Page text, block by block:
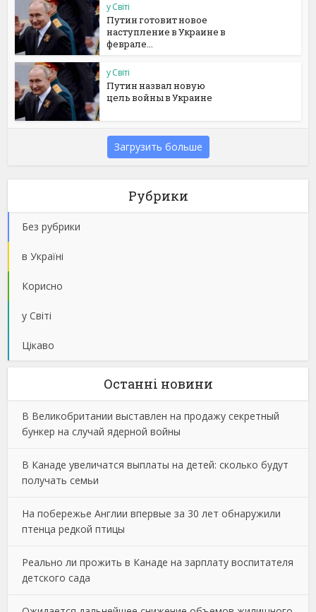
у Світі
Путин готовит новое
наступление в Украине в
феврале...
у Світі
Путин назвал новую
цель войны в Украине
Загрузить больше
Рубрики
Без рубрики
в Україні
Корисно
у Світі
Цікаво
Останнi новини
В Великобритании выставлен на продажу секретный
бункер на случай ядерной войны
В Канаде увеличатся выплаты на детей: сколько будут
получать семьи
На побережье Англии впервые за 30 лет обнаружили
птенца редкой птицы
Реально ли прожить в Канаде на зарплату воспитателя
детского сада